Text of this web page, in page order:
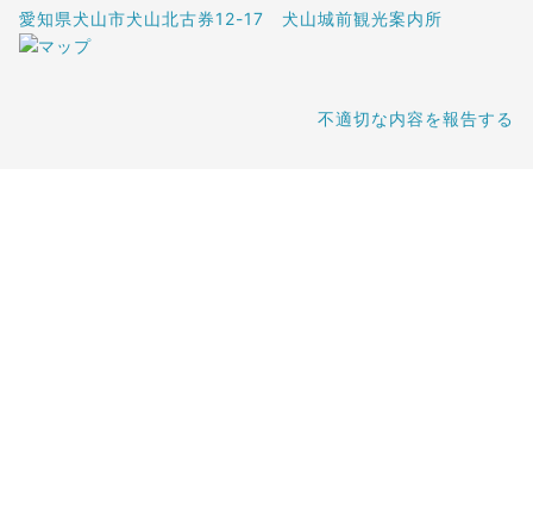
愛知県犬山市犬山北古券12-17 犬山城前観光案内所
不適切な内容を報告する